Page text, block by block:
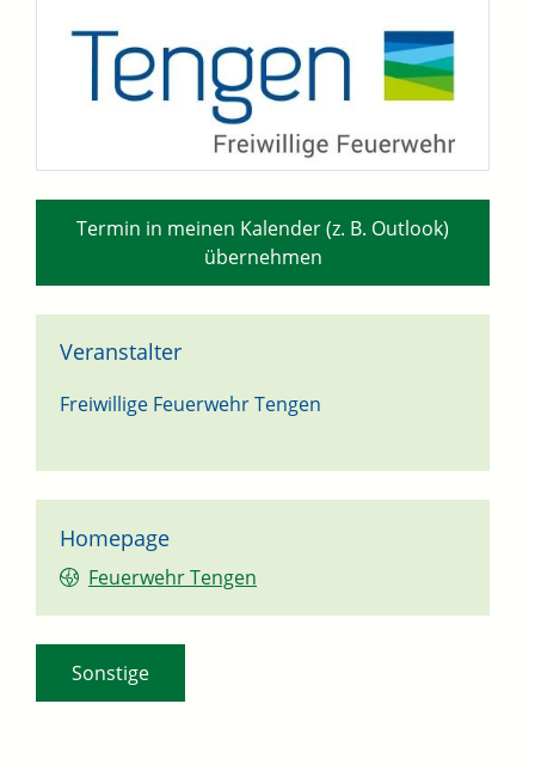
Homepage
Feuerwehr Tengen
Termin in meinen Kalender (z. B. Outlook)
übernehmen
Veranstalter
Freiwillige Feuerwehr Tengen
Sonstige